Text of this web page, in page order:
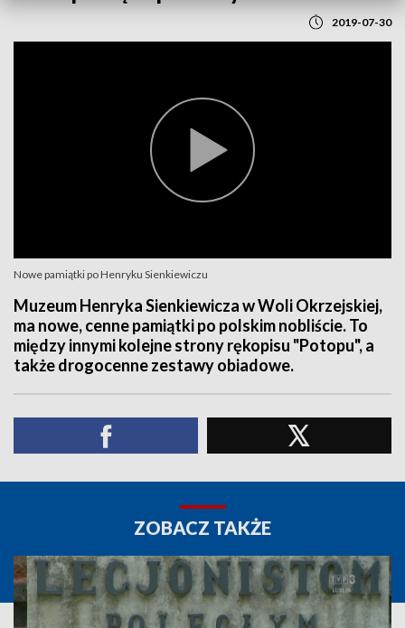
2019-07-30
Nowe pamiątki po Henryku Sienkiewiczu
Muzeum Henryka Sienkiewicza w Woli Okrzejskiej,
ma nowe, cenne pamiątki po polskim nobliście. To
między innymi kolejne strony rękopisu "Potopu", a
także drogocenne zestawy obiadowe.
ZOBACZ TAKŻE